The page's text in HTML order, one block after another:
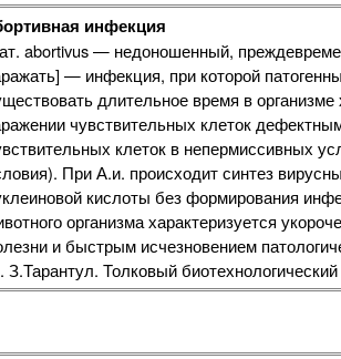
инфекция
abortivus — недоношенный,
— инфекция, при которой
длительное время в организме
чувствительных клеток
клеток в непермиссивных
При А.и. происходит синтез
кислоты без формирования
организма характеризуется
и быстрым исчезновением
З.Тарантул. Толковый